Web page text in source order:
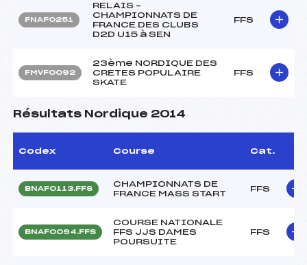
FNAF0251
RELAIS –
CHAMPIONNATS DE
FRANCE DES CLUBS
D2D U15 à SEN
FFS
FMVF0092
23ème NORDIQUE DES
CRETES POPULAIRE
SKATE
FFS
Résultats Nordique 2014
Codex Course Cat.
BNAF0113.FFS
CHAMPIONNATS DE
FRANCE MASS START
FFS
BNAF0094.FFS
COURSE NATIONALE
FFS JJS DAMES
POURSUITE
FFS